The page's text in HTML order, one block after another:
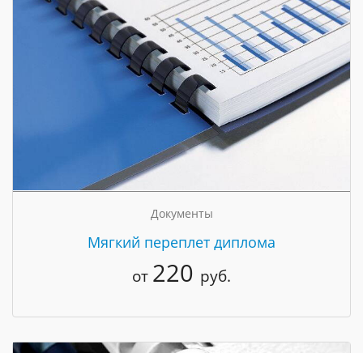
Документы
Мягкий переплет диплома
от 220 руб.